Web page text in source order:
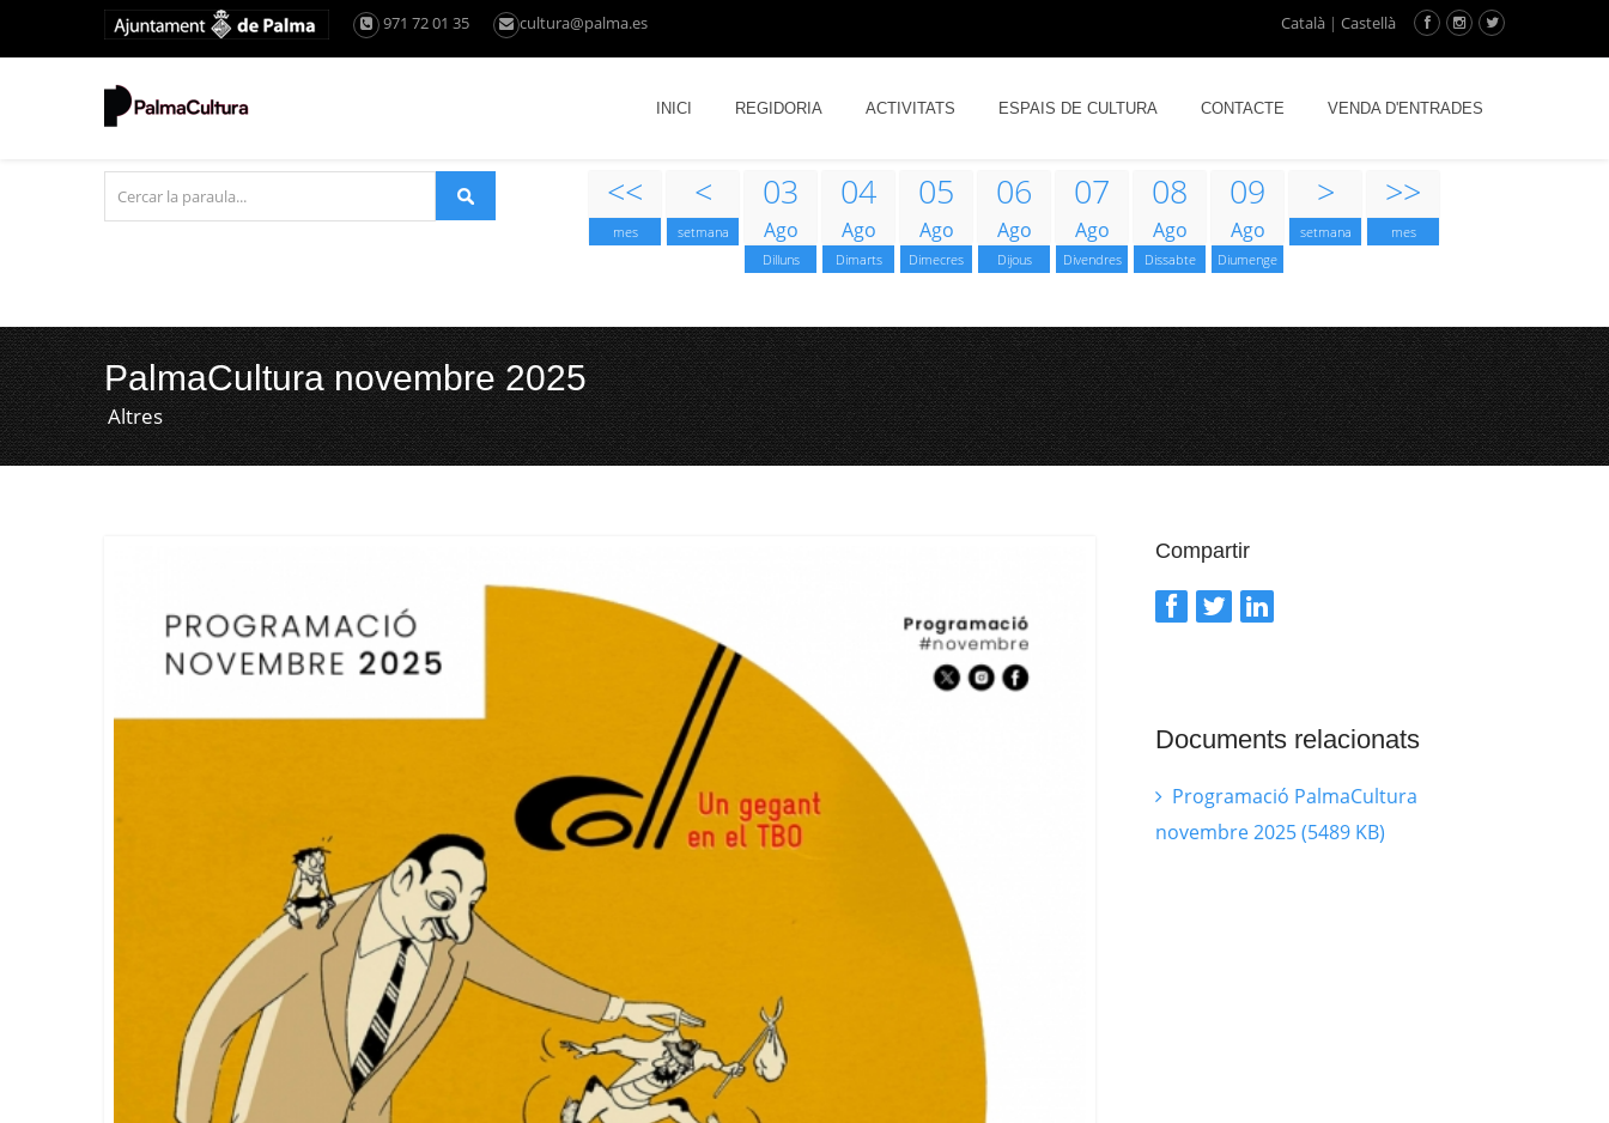
971 72 01 35 cultura@palma.es Català | Castellà
INICI REGIDORIA ACTIVITATS ESPAIS DE CULTURA CONTACTE VENDA D'ENTRADES
<<
mes
<
setmana
03
Ago
Dilluns
04
Ago
Dimarts
05
Ago
Dimecres
06
Ago
Dijous
07
Ago
Divendres
08
Ago
Dissabte
09
Ago
Diumenge
>
setmana
>>
mes
PalmaCultura novembre 2025
Altres
Compartir
Documents relacionats
Programació PalmaCultura
novembre 2025 (5489 KB)